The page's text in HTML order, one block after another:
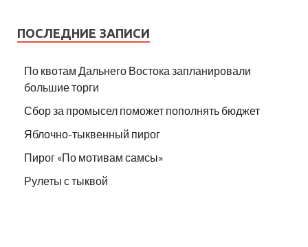
ПОСЛЕДНИЕ ЗАПИСИ
По квотам Дальнего Востока запланировали
большие торги
Сбор за промысел поможет пополнять бюджет
Яблочно-тыквенный пирог
Пирог «По мотивам самсы»
Рулеты с тыквой